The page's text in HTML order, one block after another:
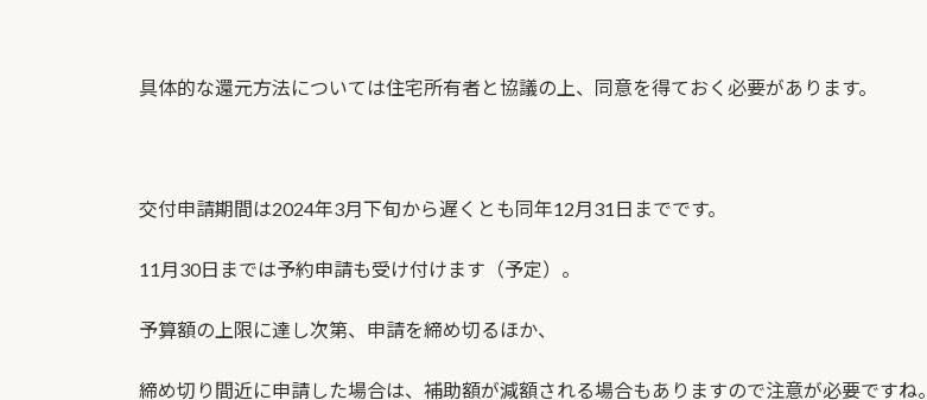
具体的な還元方法については住宅所有者と協議の上、同意を得ておく必要があります。
交付申請期間は2024年3月下旬から遅くとも同年12月31日までです。
11月30日までは予約申請も受け付けます（予定）。
予算額の上限に達し次第、申請を締め切るほか、
締め切り間近に申請した場合は、補助額が減額される場合もありますので注意が必要ですね。